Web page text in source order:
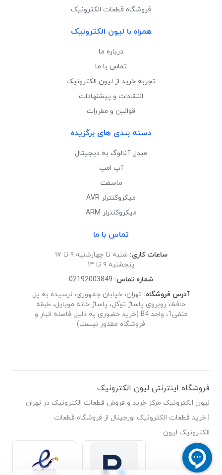
فروشگاه قطعات الکترونیک
همراه با لیون الکترونیک
درباره ما
تماس با ما
تجربه خرید از لیون الکترونیک
انتقادات و پیشنهادات
قوانین و مقررات
دسته بندی های برگزیده
مبدل آنالوگ به دیجیتال
آپ امپ
ماسفت
میکروکنترلر AVR
میکروکنترلر ARM
تماس با ما
ساعات کاری: شنبه تا چهارشنبه ۹ تا ۱۷
پنجشنبه ۹ تا ۱۴
شماره تماس: 02192003849
آدرس فروشگاه: تهران، خیابان جمهوری، نرسیده به پل
حافظ، روبروی پاساژ توکل، پاساژ خانه موبایل، طبقه
منفی1، واحد B4 (خرید حضوری به دلیل فاصله انبار و
فروشگاه مقدور نیست)
فروشگاه اینترنتی لیون الکترونیک
لیون الکترونیک مرکز خرید و فروش قطعات الکترونیک در تهران
| خرید قطعات الکترونیک اورجینال از فروشگاه قطعات
الکترونیک لیون